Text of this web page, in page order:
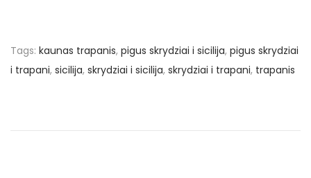
Tags: kaunas trapanis, pigus skrydziai i sicilija, pigus skrydziai
i trapani, sicilija, skrydziai i sicilija, skrydziai i trapani, trapanis